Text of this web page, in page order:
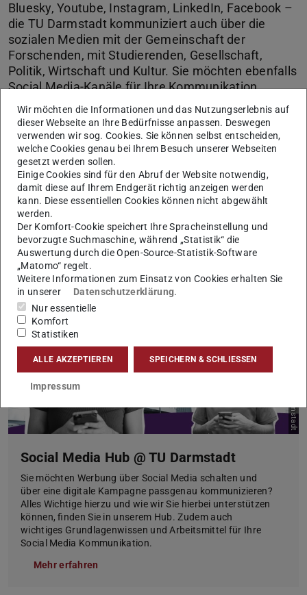
Bluesky, Youtube, Instagram, LinkedIn, Facebook –
die TU Darmstadt kommuniziert auch über die
sozialen Medien mit der Gemeinschaft der
Forschenden, mit Studierenden, Gesellschaft,
Politik, Wirtschaft und Kultur. Sie möchten ebenfalls
Social Media-Kanäle für Ihre Kommunikation
nutzen? Das Social Media-Team steht Ihnen mit
umfangreichen Service- und Beratungsangeboten
zur Seite.
KONTAKT
Angebote Social Media
Bild: TU Darmstadt
Social Media Hub @ TU Darmstadt
Sie möchten Werbung über Social Media schalten und
über eine digitale Kampagne passgenau kommunizieren?
Alles Wichtige hierzu und wie wir Sie hierbei unterstützen
können, finden Sie in unserem Hub. Zudem auch
wichtiges Grundlagenwissen und Arbeitsmittel für Ihre
Social Media Kommunikation.
Mehr erfahren
Wir möchten die Informationen und das Nutzungserlebnis auf
dieser Webseite an Ihre Bedürfnisse anpassen. Deswegen
verwenden wir sog. Cookies. Sie können selbst entscheiden,
welche Cookies genau bei Ihrem Besuch unserer Webseiten
gesetzt werden sollen.
Einige Cookies sind für den Abruf der Website notwendig,
damit diese auf Ihrem Endgerät richtig anzeigen werden
kann. Diese essentiellen Cookies können nicht abgewählt
werden.
Der Komfort-Cookie speichert Ihre Spracheinstellung und
bevorzugte Suchmaschine, während „Statistik“ die
Auswertung durch die Open-Source-Statistik-Software
„Matomo“ regelt.
Weitere Informationen zum Einsatz von Cookies erhalten Sie
in unserer
Datenschutzerklärung.
Nur essentielle
Komfort
Statistiken
ALLE AKZEPTIEREN SPEICHERN & SCHLIESSEN
Impressum